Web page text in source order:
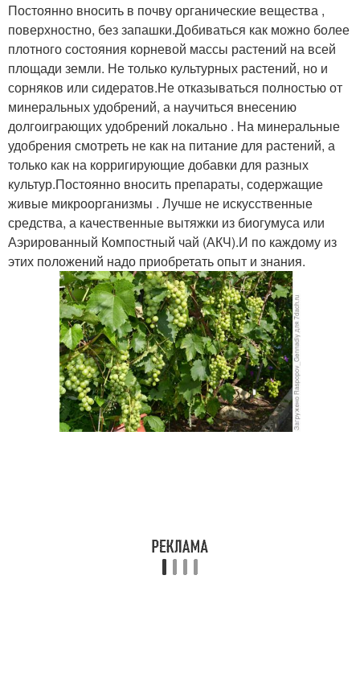
Постоянно вносить в почву органические вещества ,
поверхностно, без запашки.Добиваться как можно более
плотного состояния корневой массы растений на всей
площади земли. Не только культурных растений, но и
сорняков или сидератов.Не отказываться полностью от
минеральных удобрений, а научиться внесению
долгоиграющих удобрений локально . На минеральные
удобрения смотреть не как на питание для растений, а
только как на корригирующие добавки для разных
культур.Постоянно вносить препараты, содержащие
живые микроорганизмы . Лучше не искусственные
средства, а качественные вытяжки из биогумуса или
Аэрированный Компостный чай (АКЧ).И по каждому из
этих положений надо приобретать опыт и знания.